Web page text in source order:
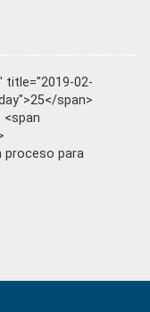
title="2019-02-
span>
<span
proceso para